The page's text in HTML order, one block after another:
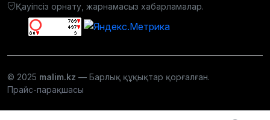
Қауіпсіз орнату, жарнамасыз хабарламалар.
© 2025 malim.kz — Барлық құқықтар қорғалған.
Прайс-парақшасы